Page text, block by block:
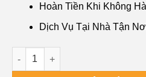
Hoàn Tiền Khi Không
Dịch Vụ Tại Nhà Tận
Loa Laptop Toshiba Portege